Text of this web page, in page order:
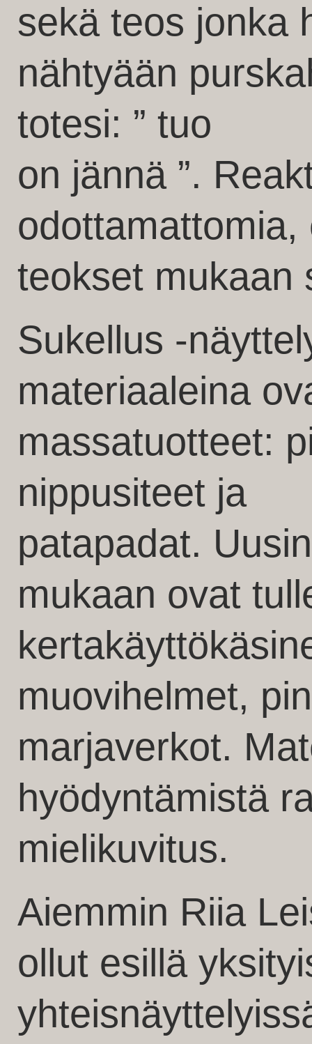
sekä teos jonka
nähtyään
totesi: ” tuo
on jännä ”.
teokset mukaan
Sukellus -
materiaaleina
massatuotteet:
nippusiteet ja
patapadat.
mukaan ovat
muovihelmet,
marjaverkot.
hyödyntämistä
mielikuvitus.
Aiemmin Riia
ollut esillä